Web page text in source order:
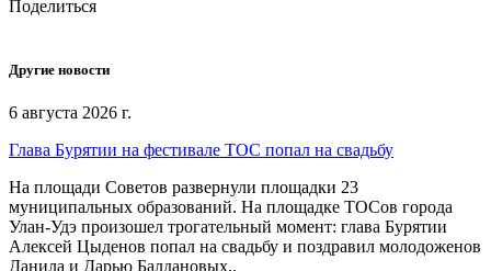
Поделиться
Другие новости
6 августа 2026 г.
Глава Бурятии на фестивале ТОС попал на свадьбу
На площади Советов развернули площадки 23
муниципальных образований. На площадке ТОСов города
Улан-Удэ произошел трогательный момент: глава Бурятии
Алексей Цыденов попал на свадьбу и поздравил молодоженов
Данила и Дарью Балдановых,.